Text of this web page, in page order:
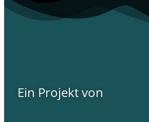
Ein Projekt von